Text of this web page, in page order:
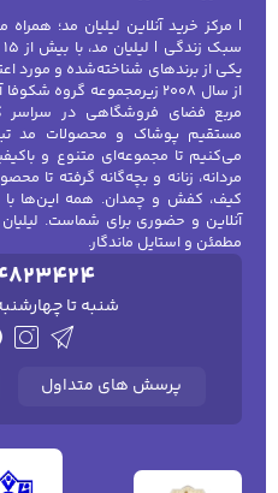
| مرکز خرید آنلاین لیلیان مد؛
یکی از برندهای شناخته‌شده و مورد
مربع فضای فروشگاهی در
مستقیم پوشاک و محصولات مد
می‌کنیم تا مجموعه‌ای متنوع و
مردانه، زنانه و بچه‌گانه گرفته تا
کیف، کفش و چمدان. همه این‌ها با
آنلاین و حضوری برای شماست.
مطمئن و استایل ماندگار.
شنبه تا چهارشنبه : 8 الی
پرسش های متداول